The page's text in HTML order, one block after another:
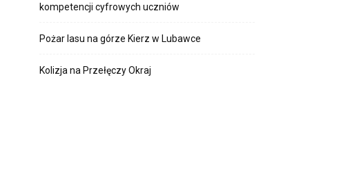
kompetencji cyfrowych uczniów
Pożar lasu na górze Kierz w Lubawce
Kolizja na Przełęczy Okraj